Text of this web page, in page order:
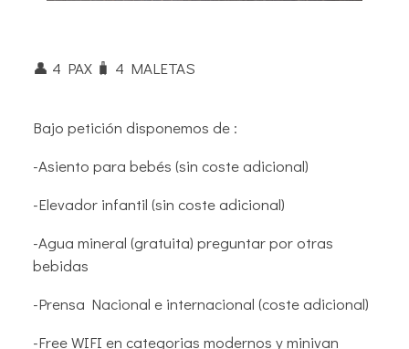
👤 4 PAX 🧳︎ 4 MALETAS
Bajo petición disponemos de :
-Asiento para bebés (sin coste adicional)
-Elevador infantil (sin coste adicional)
-Agua mineral (gratuita) preguntar por otras
bebidas
-Prensa Nacional e internacional (coste adicional)
-Free WIFI en categorias modernos y minivan